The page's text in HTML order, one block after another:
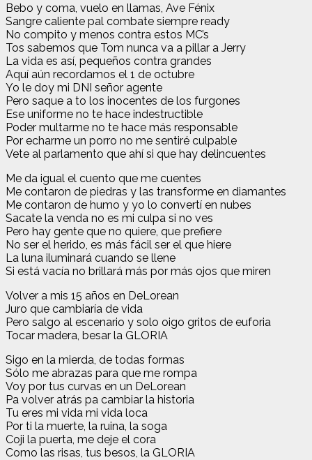
Bebo y coma, vuelo en llamas, Ave Fénix
Sangre caliente pal combate siempre ready
No compito y menos contra estos MC’s
Tos sabemos que Tom nunca va a pillar a Jerry
La vida es así, pequeños contra grandes
Aquí aún recordamos el 1 de octubre
Yo le doy mi DNI señor agente
Pero saque a to los inocentes de los furgones
Ese uniforme no te hace indestructible
Poder multarme no te hace más responsable
Por echarme un porro no me sentiré culpable
Vete al parlamento que ahí si que hay delincuentes
Me da igual el cuento que me cuentes
Me contaron de piedras y las transforme en diamantes
Me contaron de humo y yo lo convertí en nubes
Sacate la venda no es mi culpa si no ves
Pero hay gente que no quiere, que prefiere
No ser el herido, es más fácil ser el que hiere
La luna iluminará cuando se llene
Si está vacía no brillará más por más ojos que miren
Volver a mis 15 años en DeLorean
Juro que cambiaría de vida
Pero salgo al escenario y solo oigo gritos de euforia
Tocar madera, besar la GLORIA
Sigo en la mierda, de todas formas
Sólo me abrazas para que me rompa
Voy por tus curvas en un DeLorean
Pa volver atrás pa cambiar la historia
Tu eres mi vida mi vida loca
Por ti la muerte, la ruina, la soga
Coji la puerta, me deje el cora
Como las risas, tus besos, la GLORIA